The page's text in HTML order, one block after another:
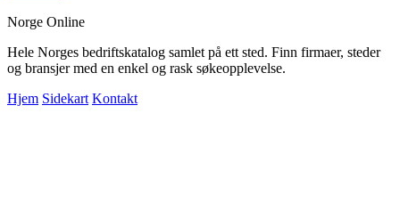
Norge Online
Hele Norges bedriftskatalog samlet på ett sted. Finn firmaer, steder
og bransjer med en enkel og rask søkeopplevelse.
Hjem Sidekart Kontakt